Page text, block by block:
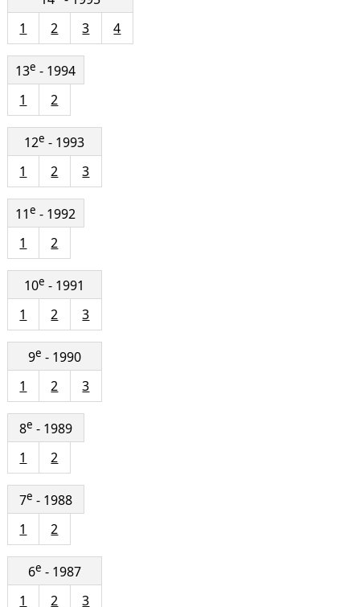
1
2 3 4
13e - 1994
1
2
12e - 1993
1
2 3
11e - 1992
1
2
10e - 1991
1
2 3
9e - 1990
1
2 3
8e - 1989
1
2
7e - 1988
1
2
6e - 1987
1
2 3